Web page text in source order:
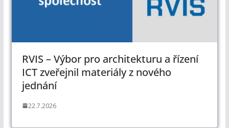
RVIS – Výbor pro architekturu a řízení
ICT zveřejnil materiály z nového
jednání
22.7.2026